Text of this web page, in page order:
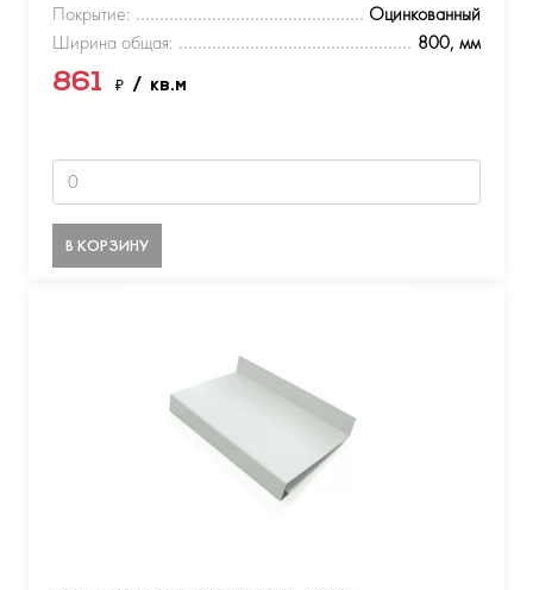
Покрытие:
Оцинкованный
Ширина общая:
800, мм
861 ₽ / кв.м
В КОРЗИНУ